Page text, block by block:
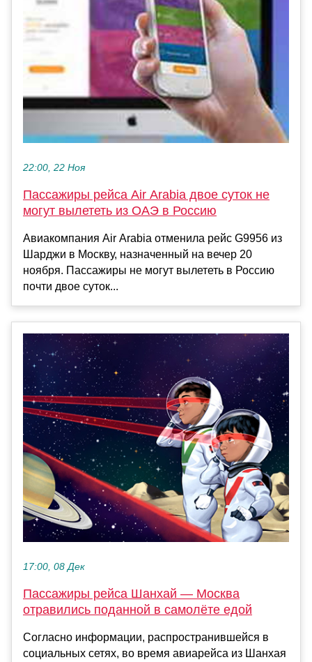
22:00, 22 Ноя
Пассажиры рейса Air Arabia двое суток не
могут вылететь из ОАЭ в Россию
Авиакомпания Air Arabia отменила рейс G9956 из
Шарджи в Москву, назначенный на вечер 20
ноября. Пассажиры не могут вылететь в Россию
почти двое суток...
17:00, 08 Дек
Пассажиры рейса Шанхай — Москва
отравились поданной в самолёте едой
Согласно информации, распространившейся в
социальных сетях, во время авиарейса из Шанхая